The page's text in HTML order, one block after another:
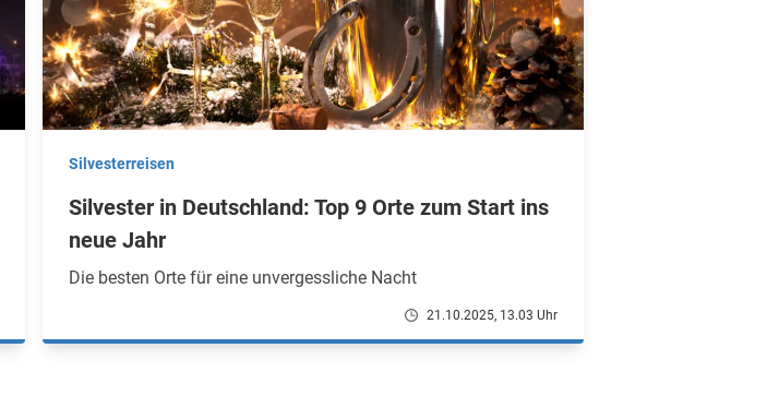
Silvesterreisen
Silvester in Deutschland: Top 9 Orte zum Start ins
neue Jahr
Die besten Orte für eine unvergessliche Nacht
21.10.2025, 13.03 Uhr